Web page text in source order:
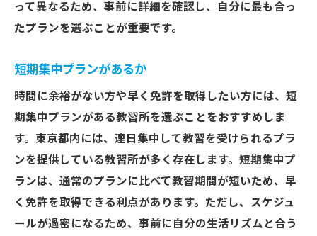
って異なるため、事前に詳細を確認し、自分に最も合っ
たプランを選ぶことが重要です。
短期集中プランがあるか
時間に余裕がない方や早く免許を取得したい方には、短
期集中プランがある教習所を選ぶことをおすすめしま
す。東京都内には、連日集中して教習を受けられるプラ
ンを提供している教習所が多く存在します。短期集中プ
ランは、通常のプランに比べて教習期間が短いため、早
く免許を取得できる利点があります。ただし、スケジュ
ールが過密になるため、事前に自分の生活リズムと合う